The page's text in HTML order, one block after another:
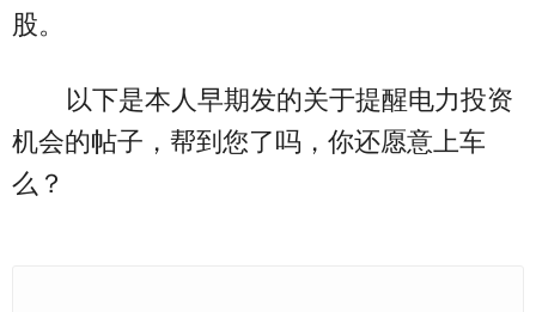
股。
以下是本人早期发的关于提醒电力投资
机会的帖子，帮到您了吗，你还愿意上车
么？